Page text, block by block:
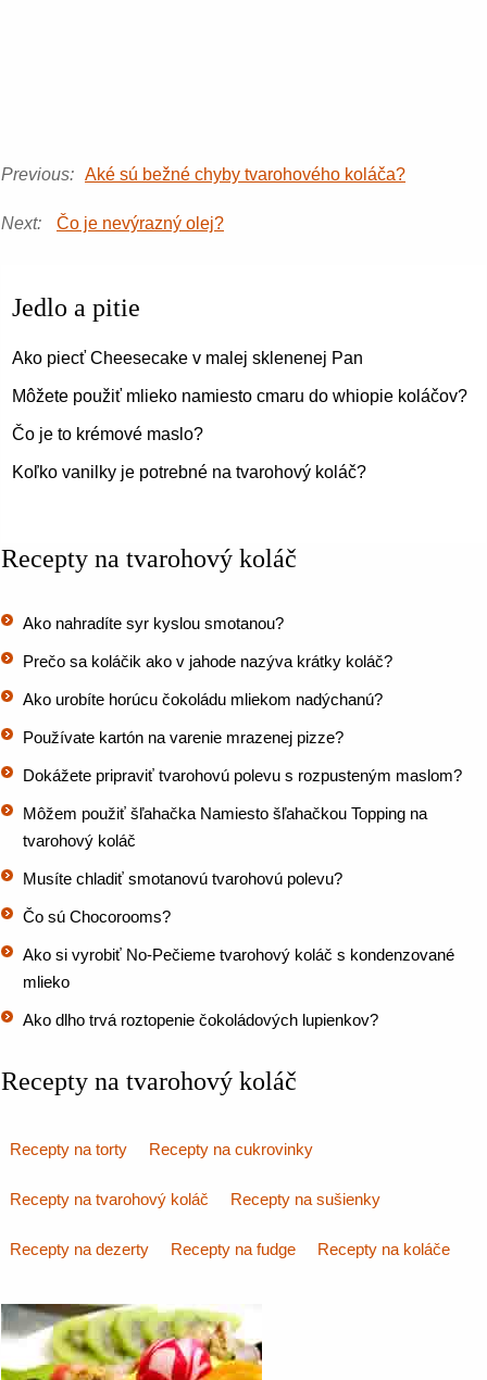
Previous: Aké sú bežné chyby tvarohového koláča?
Next: Čo je nevýrazný olej?
Jedlo a pitie
Ako piecť Cheesecake v malej sklenenej Pan
Môžete použiť mlieko namiesto cmaru do whiopie koláčov?
Čo je to krémové maslo?
Koľko vanilky je potrebné na tvarohový koláč?
Recepty na tvarohový koláč
Ako nahradíte syr kyslou smotanou?
Prečo sa koláčik ako v jahode nazýva krátky koláč?
Ako urobíte horúcu čokoládu mliekom nadýchanú?
Používate kartón na varenie mrazenej pizze?
Dokážete pripraviť tvarohovú polevu s rozpusteným maslom?
Môžem použiť šľahačka Namiesto šľahačkou Topping na
tvarohový koláč
Musíte chladiť smotanovú tvarohovú polevu?
Čo sú Chocorooms?
Ako si vyrobiť No-Pečieme tvarohový koláč s kondenzované
mlieko
Ako dlho trvá roztopenie čokoládových lupienkov?
Recepty na tvarohový koláč
Recepty na torty Recepty na cukrovinky
Recepty na tvarohový koláč Recepty na sušienky
Recepty na dezerty Recepty na fudge Recepty na koláče